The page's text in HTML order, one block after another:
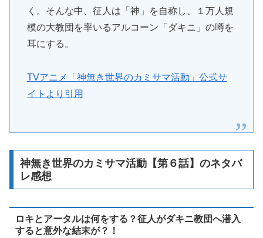
く。そんな中、征人は「神」を自称し、１万人規
模の大教団を率いるアルコーン「ダキニ」の噂を
耳にする。
TVアニメ「神無き世界のカミサマ活動」公式サ
イトより引用
神無き世界のカミサマ活動【第６話】のネタバ
レ感想
ロキとアータルは何をする？征人がダキニ教団へ潜入
すると意外な結末が？！